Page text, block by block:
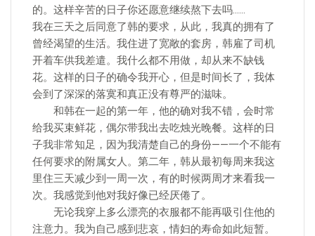
的。这样辛苦的日子你还愿意继续熬下去吗……
我在三天之后同意了韩的要求，从此，我真的拥有了
曾经渴望的生活。我住进了宽敞的套房，韩雇了司机
开着车供我差遣。我什么都不用做，却从来不缺钱
花。这样的日子的确令我开心，但是时间长了，我体
会到了深深的落寞和真正没有尊严的滋味。
和韩在一起的第一年，他的确对我不错，会时常
给我买束鲜花，偶尔带我出去吃烛光晚餐。这样的日
子我非常知足，因为我清楚自己的身份——一个不能有
任何要求的附属女人。第二年，韩从最初每周来我这
里住三天减少到一周一次，有的时候两周才来看我一
次。我感觉到他对我好像已经厌倦了。
无论我穿上多么漂亮的衣服都不能再吸引住他的
注意力。我为自己感到悲哀，情妇的寿命如此短暂。